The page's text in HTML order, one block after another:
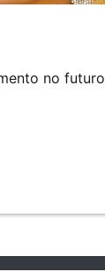
no futuro